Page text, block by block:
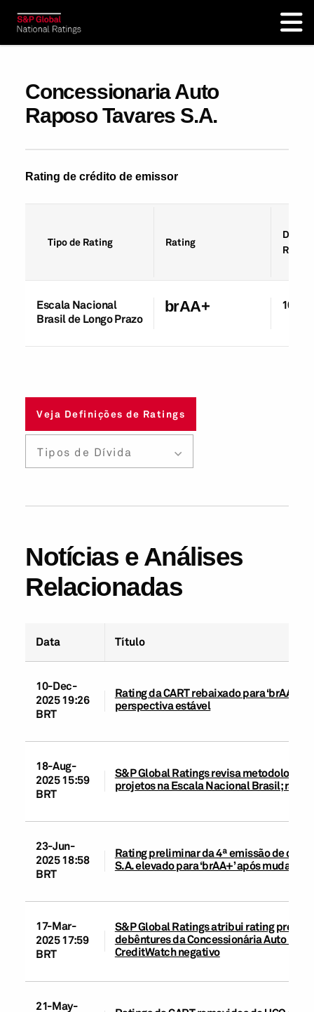
Concessionaria Auto
Raposo Tavares S.A.
Rating de crédito de emissor
Tipo de Rating Rating
Data
Rating
Escala Nacional
Brasil de Longo Prazo
brAA+ 10-
Veja Definições de Ratings
Tipos de Dívida
Notícias e Análises
Relacionadas
Data Título
10-Dec-
2025 19:26
BRT
Rating da CART rebaixado para ‘brAA+’
perspectiva estável
18-Aug-
2025 15:59
BRT
S&P Global Ratings revisa
projetos na Escala Nacional Brasil;
23-Jun-
2025 18:58
BRT
Rating preliminar da 4ª emissão de
S.A. elevado para ‘brAA+’ após
17-Mar-
2025 17:59
BRT
S&P Global Ratings atribui rating
debêntures da Concessionária Auto
CreditWatch negativo
21-May-